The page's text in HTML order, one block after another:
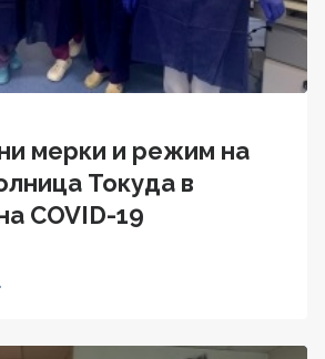
мерки и режим на
Токуда в
COVID-19